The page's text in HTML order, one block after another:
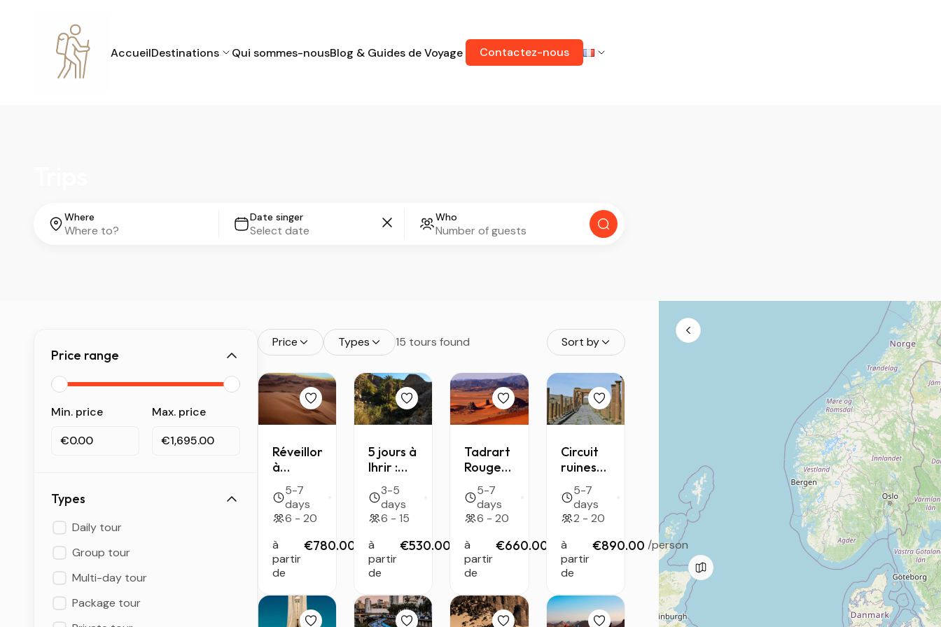
AccueilDestinations Qui sommes-nousBlog & Guides de Voyage Contactez-nous
Where Date singer Who
Price range
Min. price
€0.00
Max. price
€1,695.00
Types
Daily tour
Group tour
Multi-day tour
Package tour
Price Types 15 tours found Sort by
Réveillon
à
Djanet
& Iherir
— 6
jours
entre
Tassili
et
sous les
étoiles
5-7
days
6 - 20
à
partir
de
€780.00 /person
5 jours à
Ihrir :
l’Oasis
Secrète
de
Djanet
3-5
days
6 - 15
à
partir
de
€530.00 /person
Tadrart
Rouge
— 6
jours de
déconnexion
au cœur
du
Sahara
5-7
days
6 - 20
à
partir
de
€660.00 /person
Circuit
ruines
romaines
d’Algérie
— de
Tipaza
au cœur
du
patrimoine
5-7
days
2 - 20
à
partir
de
€890.00 /person